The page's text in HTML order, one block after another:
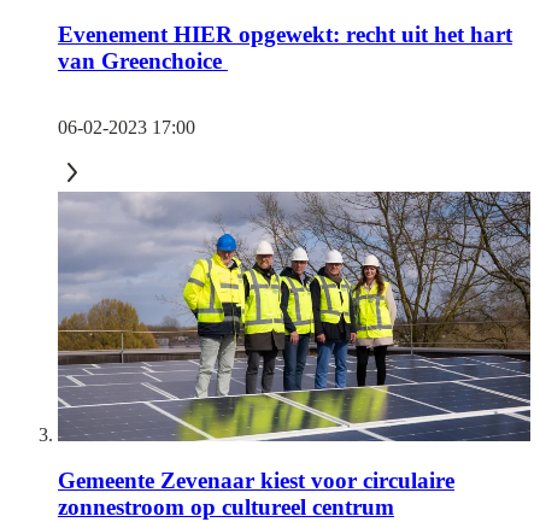
Evenement HIER opgewekt: recht uit het hart
van Greenchoice
06-02-2023 17:00
Gemeente Zevenaar kiest voor circulaire
zonnestroom op cultureel centrum